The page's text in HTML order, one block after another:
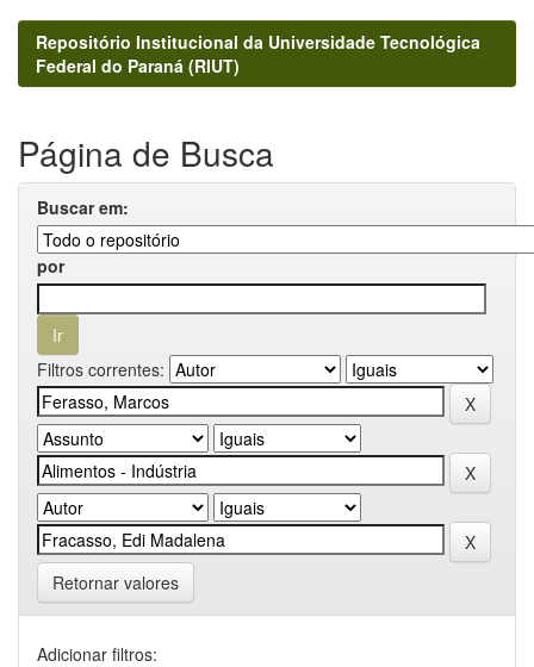
Repositório Institucional da Universidade Tecnológica
Federal do Paraná (RIUT)
Página de Busca
Buscar em:
por
Filtros correntes:
Retornar valores
Adicionar filtros: